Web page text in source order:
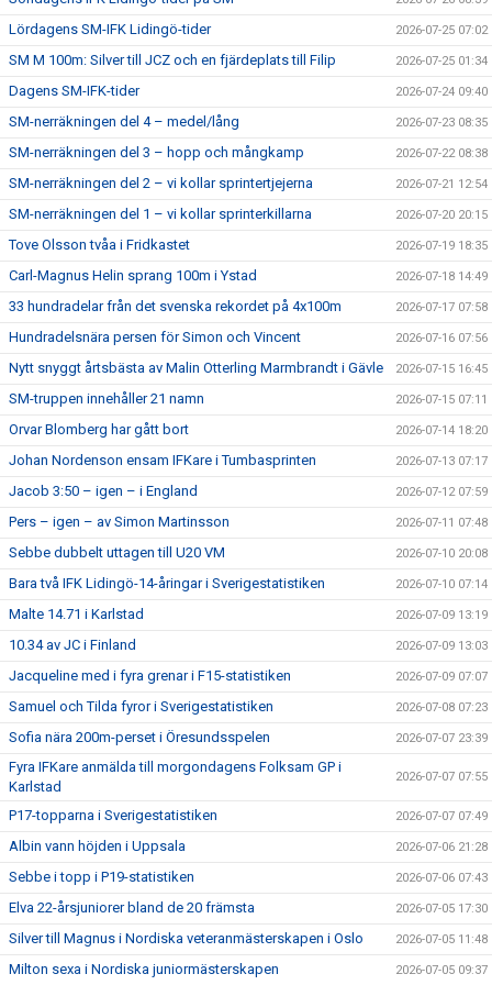
Lördagens SM-IFK Lidingö-tider 2026-07-25 07:02
SM M 100m: Silver till JCZ och en fjärdeplats till Filip 2026-07-25 01:34
Dagens SM-IFK-tider 2026-07-24 09:40
SM-nerräkningen del 4 – medel/lång 2026-07-23 08:35
SM-nerräkningen del 3 – hopp och mångkamp 2026-07-22 08:38
SM-nerräkningen del 2 – vi kollar sprintertjejerna 2026-07-21 12:54
SM-nerräkningen del 1 – vi kollar sprinterkillarna 2026-07-20 20:15
Tove Olsson tvåa i Fridkastet 2026-07-19 18:35
Carl-Magnus Helin sprang 100m i Ystad 2026-07-18 14:49
33 hundradelar från det svenska rekordet på 4x100m 2026-07-17 07:58
Hundradelsnära persen för Simon och Vincent 2026-07-16 07:56
Nytt snyggt årtsbästa av Malin Otterling Marmbrandt i Gävle 2026-07-15 16:45
SM-truppen innehåller 21 namn 2026-07-15 07:11
Orvar Blomberg har gått bort 2026-07-14 18:20
Johan Nordenson ensam IFKare i Tumbasprinten 2026-07-13 07:17
Jacob 3:50 – igen – i England 2026-07-12 07:59
Pers – igen – av Simon Martinsson 2026-07-11 07:48
Sebbe dubbelt uttagen till U20 VM 2026-07-10 20:08
Bara två IFK Lidingö-14-åringar i Sverigestatistiken 2026-07-10 07:14
Malte 14.71 i Karlstad 2026-07-09 13:19
10.34 av JC i Finland 2026-07-09 13:03
Jacqueline med i fyra grenar i F15-statistiken 2026-07-09 07:07
Samuel och Tilda fyror i Sverigestatistiken 2026-07-08 07:23
Sofia nära 200m-perset i Öresundsspelen 2026-07-07 23:39
Fyra IFKare anmälda till morgondagens Folksam GP i
Karlstad
2026-07-07 07:55
P17-topparna i Sverigestatistiken 2026-07-07 07:49
Albin vann höjden i Uppsala 2026-07-06 21:28
Sebbe i topp i P19-statistiken 2026-07-06 07:43
Elva 22-årsjuniorer bland de 20 främsta 2026-07-05 17:30
Silver till Magnus i Nordiska veteranmästerskapen i Oslo 2026-07-05 11:48
Milton sexa i Nordiska juniormästerskapen 2026-07-05 09:37